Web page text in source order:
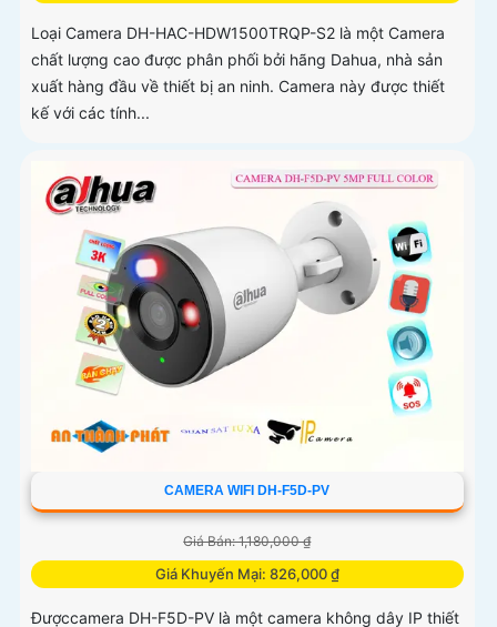
Loại Camera DH-HAC-HDW1500TRQP-S2 là một Camera
chất lượng cao được phân phối bởi hãng Dahua, nhà sản
xuất hàng đầu về thiết bị an ninh. Camera này được thiết
kế với các tính...
CAMERA WIFI DH-F5D-PV
Giá Bán: 1,180,000 ₫
Giá Khuyến Mại: 826,000 ₫
Đượccamera DH-F5D-PV là một camera không dây IP thiết